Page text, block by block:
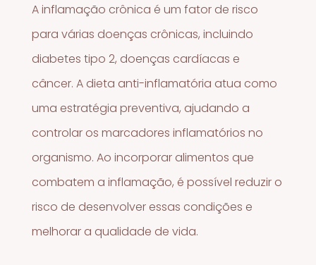
A inflamação crônica é um fator de risco
para várias doenças crônicas, incluindo
diabetes tipo 2, doenças cardíacas e
câncer. A dieta anti-inflamatória atua como
uma estratégia preventiva, ajudando a
controlar os marcadores inflamatórios no
organismo. Ao incorporar alimentos que
combatem a inflamação, é possível reduzir o
risco de desenvolver essas condições e
melhorar a qualidade de vida.